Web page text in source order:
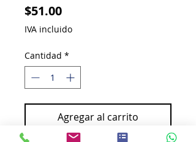
$51.00Precio
IVA incluido
Cantidad *
Agregar al carrito